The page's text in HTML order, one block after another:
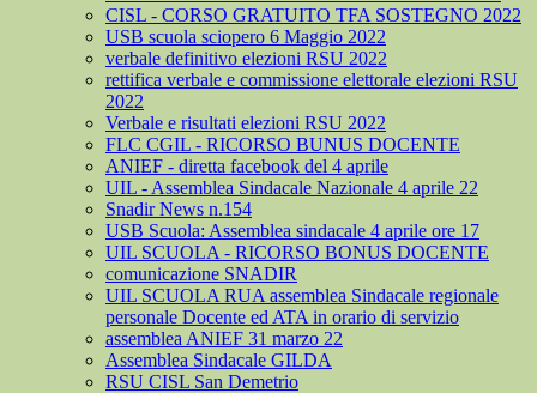
CISL - CORSO GRATUITO TFA SOSTEGNO 2022
USB scuola sciopero 6 Maggio 2022
verbale definitivo elezioni RSU 2022
rettifica verbale e commissione elettorale elezioni RSU
2022
Verbale e risultati elezioni RSU 2022
FLC CGIL - RICORSO BUNUS DOCENTE
ANIEF - diretta facebook del 4 aprile
UIL - Assemblea Sindacale Nazionale 4 aprile 22
Snadir News n.154
USB Scuola: Assemblea sindacale 4 aprile ore 17
UIL SCUOLA - RICORSO BONUS DOCENTE
comunicazione SNADIR
UIL SCUOLA RUA assemblea Sindacale regionale
personale Docente ed ATA in orario di servizio
assemblea ANIEF 31 marzo 22
Assemblea Sindacale GILDA
RSU CISL San Demetrio